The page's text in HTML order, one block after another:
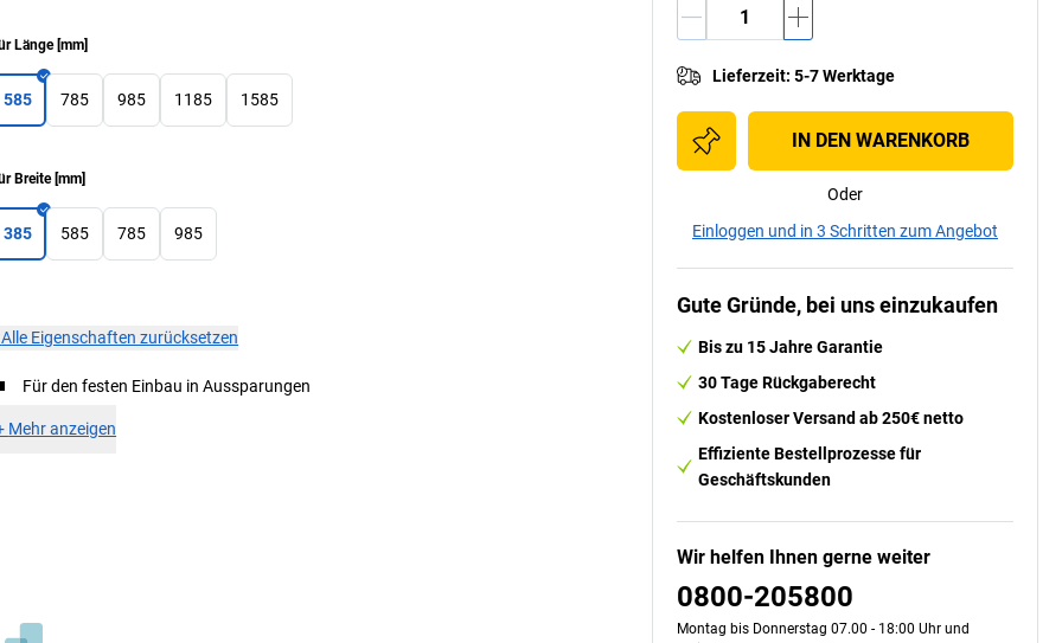
Länge[mm]
585 785 985 1185 1585
Breite[mm]
385 585 785 985
Alle Eigenschaften zurücksetzen
Für den festen Einbau in Aussparungen
Mehr anzeigen
Lieferzeit: 5-7 Werktage
IN DEN WARENKORB
Oder
Einloggen und in 3 Schritten zum Angebot
Gute Gründe, bei uns einzukaufen
Bis zu 15 Jahre Garantie
30 Tage Rückgaberecht
Kostenloser Versand ab 250€ netto
Effiziente Bestellprozesse für
Geschäftskunden
Wir helfen Ihnen gerne weiter
0800-205800
Montag bis Donnerstag 07.00 - 18:00 Uhr und